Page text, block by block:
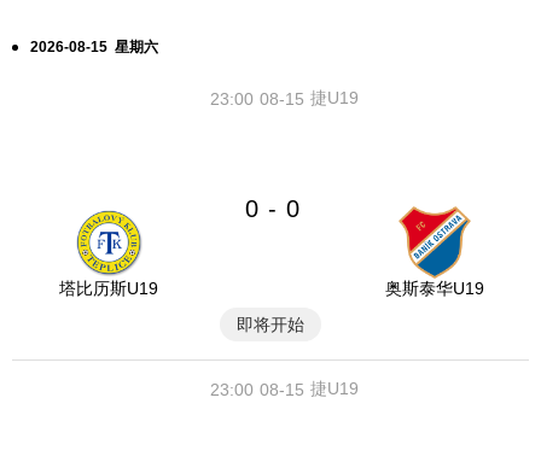
2026-08-15 星期六
08-15
23:00 捷U19
塔比历斯U19
0 - 0
奥斯泰华U19
即将开始
08-15
23:00 捷U19